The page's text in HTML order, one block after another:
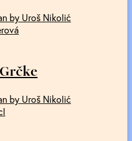
by Uroš Nikolić
by Uroš Nikolić